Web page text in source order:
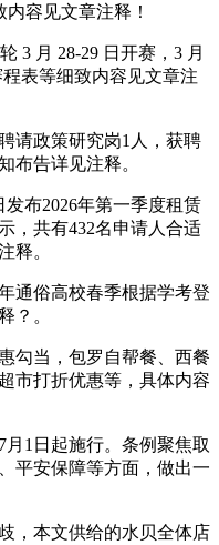
容见文章注释！
月 28-29 日开赛，3 月
表等细致内容见文章注
政策研究岗1人，获聘
布告详见注释。
布2026年第一季度租赁
，共有432名申请人合适
释。
俗高校春季根据学考登
？。
当，包罗自帮餐、西餐
市打折优惠等，具体内容
1日起施行。条例聚焦取
平安保障等方面，做出一
本文供给的水贝全体店